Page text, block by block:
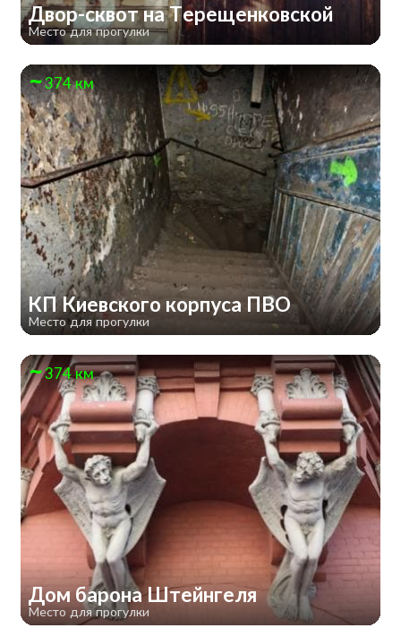
Двор-сквот на Терещенковской
Место для прогулки
374 км
КП Киевского корпуса ПВО
Место для прогулки
374 км
Дом барона Штейнгеля
Место для прогулки